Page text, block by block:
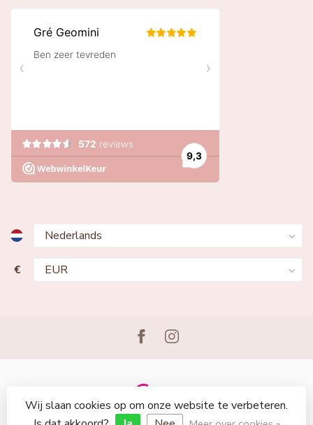
€
Wij slaan cookies op om onze website te verbeteren.